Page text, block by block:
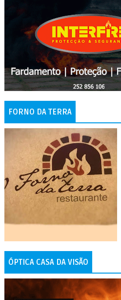
FORNO DA TERRA
ÓPTICA CASA DA VISÃO